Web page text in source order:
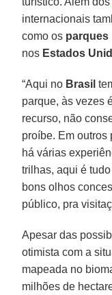
internacionais
como os parques
nos Estados
“Aqui no Brasil
parque, às vezes
recurso, não
proíbe. Em outros
há várias
trilhas, aqui é
bons olhos
público, pra
Apesar das
otimista com a
mapeada no
milhões de